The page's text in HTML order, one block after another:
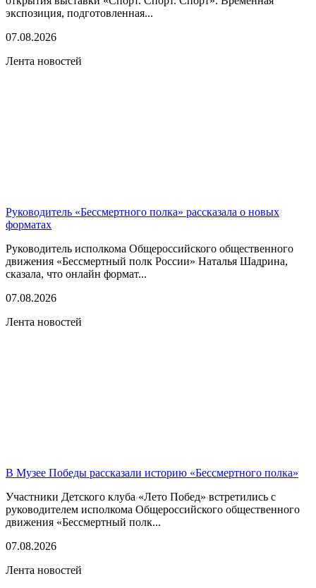
экспозиция, подготовленная...
07.08.2026
Лента новостей
Руководитель «Бессмертного полка» рассказала о новых
форматах
Руководитель исполкома Общероссийского общественного
движения «Бессмертный полк России» Наталья Шадрина,
сказала, что онлайн формат...
07.08.2026
Лента новостей
В Музее Победы рассказали историю «Бессмертного полка»
Участники Детского клуба «Лето Побед» встретились с
руководителем исполкома Общероссийского общественного
движения «Бессмертный полк...
07.08.2026
Лента новостей